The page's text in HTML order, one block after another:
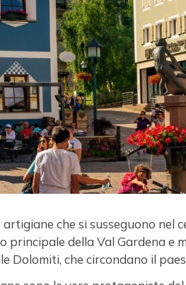
che si susseguono nel
principale della Val Gardena e
Dolomiti, che circondano il